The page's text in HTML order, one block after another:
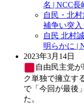
名 | NCC長
自民・北
補争い突入
自民 北村
明らかに |
2023年3月14日
自由民主党
ク単独で擁立す
で「今回が最後
た。